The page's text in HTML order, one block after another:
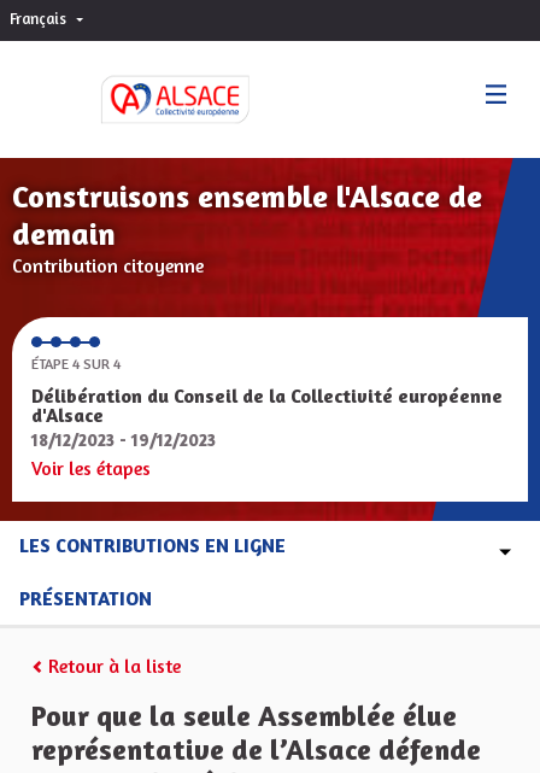
Français Choisir la langue
Construisons ensemble l'Alsace de
demain
Contribution citoyenne
ÉTAPE 4 SUR 4
Délibération du Conseil de la Collectivité européenne
d'Alsace
18/12/2023 - 19/12/2023
Voir les étapes
LES CONTRIBUTIONS EN LIGNE
PRÉSENTATION
Retour à la liste
Pour que la seule Assemblée élue
représentative de l’Alsace défende